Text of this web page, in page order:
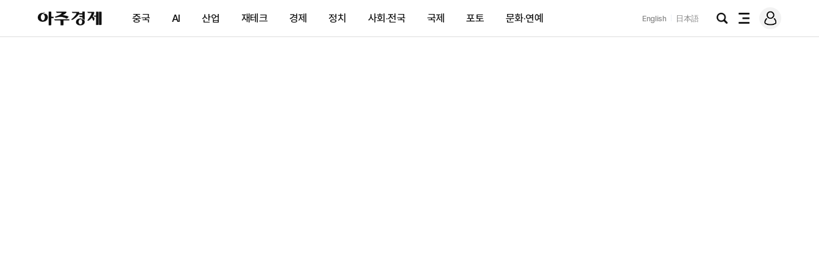
아
주
제
중국 AI 산업 재테크 경제 정치 사회·전국 국제 포토 문화·연예 English 日本語
검
전
메
그